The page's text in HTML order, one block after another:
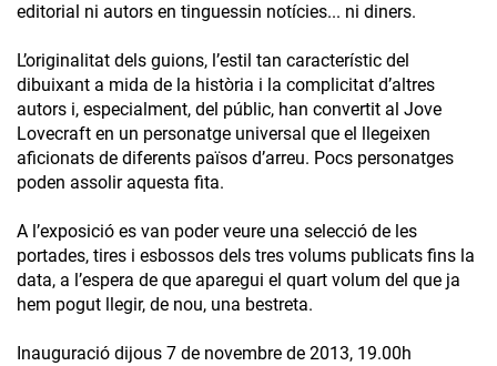
editorial ni autors en tinguessin notícies... ni diners.
L’originalitat dels guions, l’estil tan característic del
dibuixant a mida de la història i la complicitat d’altres
autors i, especialment, del públic, han convertit al Jove
Lovecraft en un personatge universal que el llegeixen
aficionats de diferents països d’arreu. Pocs personatges
poden assolir aquesta fita.
A l’exposició es van poder veure una selecció de les
portades, tires i esbossos dels tres volums publicats fins la
data, a l’espera de que aparegui el quart volum del que ja
hem pogut llegir, de nou, una bestreta.
Inauguració dijous 7 de novembre de 2013, 19.00h